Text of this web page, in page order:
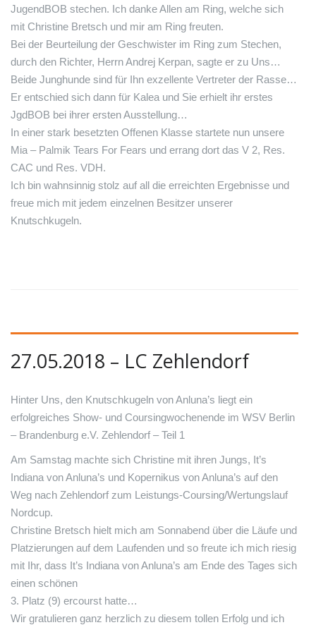
JugendBOB stechen. Ich danke Allen am Ring, welche sich
mit Christine Bretsch und mir am Ring freuten.
Bei der Beurteilung der Geschwister im Ring zum Stechen,
durch den Richter, Herrn Andrej Kerpan, sagte er zu Uns…
Beide Junghunde sind für Ihn exzellente Vertreter der Rasse…
Er entschied sich dann für Kalea und Sie erhielt ihr erstes
JgdBOB bei ihrer ersten Ausstellung…
In einer stark besetzten Offenen Klasse startete nun unsere
Mia – Palmik Tears For Fears und errang dort das V 2, Res.
CAC und Res. VDH.
Ich bin wahnsinnig stolz auf all die erreichten Ergebnisse und
freue mich mit jedem einzelnen Besitzer unserer
Knutschkugeln.
27.05.2018 – LC Zehlendorf
Hinter Uns, den Knutschkugeln von Anluna’s liegt ein
erfolgreiches Show- und Coursingwochenende im WSV Berlin
– Brandenburg e.V. Zehlendorf – Teil 1
Am Samstag machte sich Christine mit ihren Jungs, It’s
Indiana von Anluna’s und Kopernikus von Anluna’s auf den
Weg nach Zehlendorf zum Leistungs-Coursing/Wertungslauf
Nordcup.
Christine Bretsch hielt mich am Sonnabend über die Läufe und
Platzierungen auf dem Laufenden und so freute ich mich riesig
mit Ihr, dass It’s Indiana von Anluna’s am Ende des Tages sich
einen schönen
3. Platz (9) ercourst hatte…
Wir gratulieren ganz herzlich zu diesem tollen Erfolg und ich